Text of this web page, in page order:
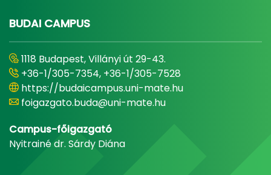
BUDAI CAMPUS
1118 Budapest, Villányi út 29-43.
+36-1/305-7354, +36-1/305-7528
https://budaicampus.uni-mate.hu
foigazgato.buda@uni-mate.hu
Campus-főigazgató
Nyitrainé dr. Sárdy Diána